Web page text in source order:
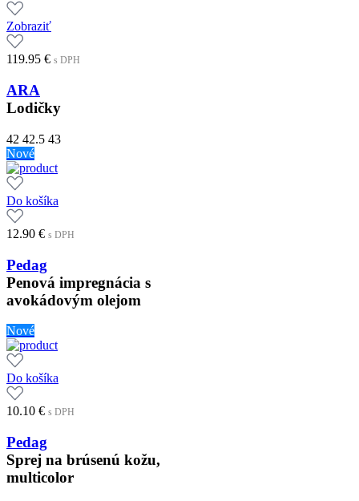
Zobraziť
119.95 € s DPH
ARA
Lodičky
42 42.5 43
Nové
Do košíka
12.90 € s DPH
Pedag
Penová impregnácia s
avokádovým olejom
Nové
Do košíka
10.10 € s DPH
Pedag
Sprej na brúsenú kožu,
multicolor